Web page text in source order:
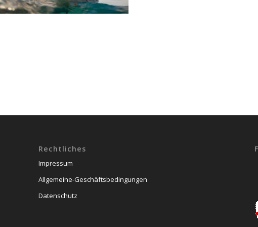
Rechtliches
Impressum
Allgemeine-Geschäftsbedingungen
Datenschutz